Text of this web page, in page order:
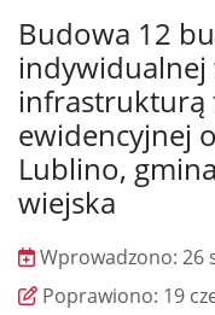
Budowa 12
indywidualnej
infrastrukturą
ewidencyjnej
Lublino,
wiejska
Wprowadzono
Wprowadzono: 26
Poprawiono
Poprawiono: 19